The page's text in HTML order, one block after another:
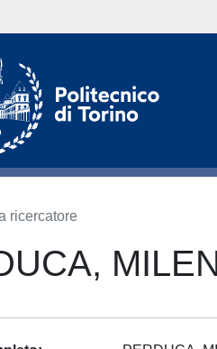
ricercatore